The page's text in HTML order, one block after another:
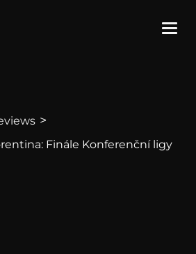
>
Finále Konferenční ligy